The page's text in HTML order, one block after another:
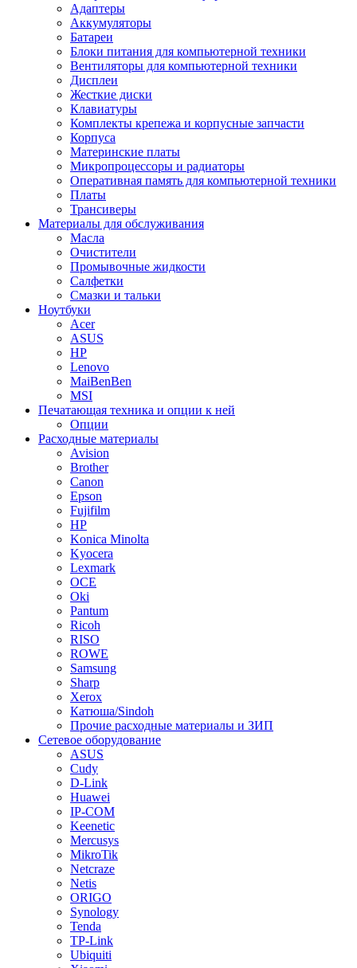
Адаптеры
Аккумуляторы
Батареи
Блоки питания для компьютерной техники
Вентиляторы для компьютерной техники
Дисплеи
Жесткие диски
Клавиатуры
Комплекты крепежа и корпусные запчасти
Корпуса
Материнские платы
Микропроцессоры и радиаторы
Оперативная память для компьютерной техники
Платы
Трансиверы
Материалы для обслуживания
Масла
Очистители
Промывочные жидкости
Салфетки
Смазки и тальки
Ноутбуки
Acer
ASUS
HP
Lenovo
MaiBenBen
MSI
Печатающая техника и опции к ней
Опции
Расходные материалы
Avision
Brother
Canon
Epson
Fujifilm
HP
Konica Minolta
Kyocera
Lexmark
OCE
Oki
Pantum
Ricoh
RISO
ROWE
Samsung
Sharp
Xerox
Катюша/Sindoh
Прочие расходные материалы и ЗИП
Сетевое оборудование
ASUS
Cudy
D-Link
Huawei
IP-COM
Keenetic
Mercusys
MikroTik
Netcraze
Netis
ORIGO
Synology
Tenda
TP-Link
Ubiquiti